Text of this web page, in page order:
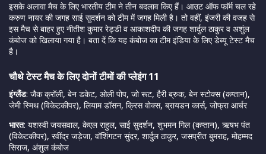
इसके अलावा मैच के लिए भारतीय टीम ने तीन बदलाव किए हैं। आउट ऑफ फाॅर्म चल रहे
करुण नायर की जगह साई सुदर्शन को टीम में जगह मिली है। तो वहीं, इंजरी की वजह से
इस मैच से बाहर हुए नीतीश कुमार रेड्डी व आकाशदीप की जगह शार्दुल ठाकुर व अशुंल
कंबोज को खिलाया गया है। बता दें कि यह कंबोज का टीम इंडिया के लिए डेब्यू टेस्ट मैच
है।
चौथे टेस्ट मैच के लिए दोनों टीमों की प्लेइंग 11
इंग्लैंड: जैक क्रॉली, बेन डकेट, ओली पोप, जो रूट, हैरी ब्रुक, बेन स्टोक्स (कप्तान),
जेमी स्मिथ (विकेटकीपर), लियाम डॉसन, क्रिस वोक्स, ब्रायडन कार्स, जोफ्रा आर्चर
भारत: यशस्वी जयसवाल, केएल राहुल, साई सुदर्शन, शुभमन गिल (कप्तान), ऋषभ पंत
(विकेटकीपर), रवींद्र जड़ेजा, वॉशिंगटन सुंदर, शार्दुल ठाकुर, जसप्रीत बुमराह, मोहम्मद
सिराज, अंशुल कंबोज